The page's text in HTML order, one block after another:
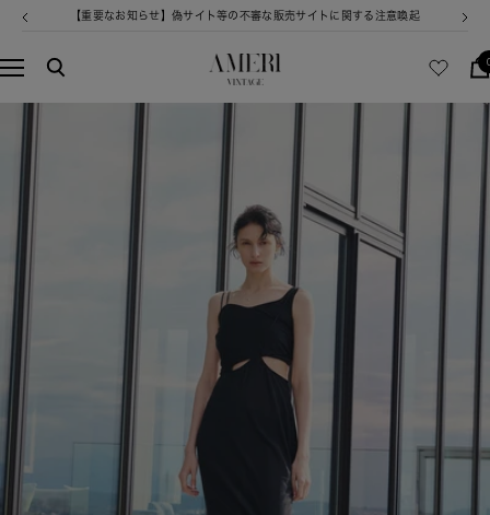
ン
戻
【重要なお知らせ】偽サイト等の不審な販売サイトに関する注意喚起
次
ナ
AMERI
VINTAGE